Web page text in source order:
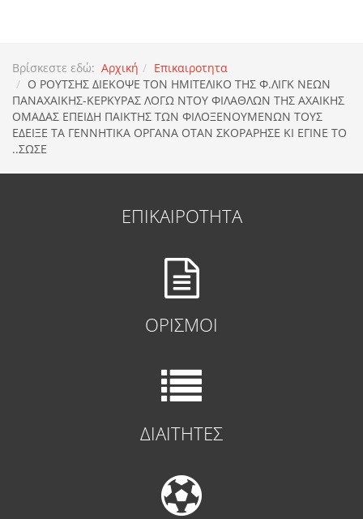
Βρίσκεστε εδώ: Αρχική
Επικαιροτητα
Ο ΡΟΥΤΣΗΣ ΔΙΕΚΟΨΕ ΤΟΝ ΗΜΙΤΕΛΙΚΟ ΤΗΣ Φ.ΛΙΓΚ ΝΕΩΝ
ΠΑΝΑΧΑΙΚΗΣ-ΚΕΡΚΥΡΑΣ ΛΟΓΩ ΝΤΟΥ ΦΙΛΑΘΛΩΝ ΤΗΣ ΑΧΑΙΚΗΣ
ΟΜΑΔΑΣ ΕΠΕΙΔΗ ΠΑΙΚΤΗΣ ΤΩΝ ΦΙΛΟΞΕΝΟΥΜΕΝΩΝ ΤΟΥΣ
ΕΔΕΙΞΕ ΤΑ ΓΕΝΝΗΤΙΚΑ ΟΡΓΑΝΑ ΟΤΑΝ ΣΚΟΡΑΡΗΣΕ ΚΙ ΕΓΙΝΕ ΤΟ
..ΣΩΣΕ
ΕΠΙΚΑΙΡΟΤΗΤΑ
ΟΡΙΣΜΟΙ
ΔΙΑΙΤΗΤΕΣ